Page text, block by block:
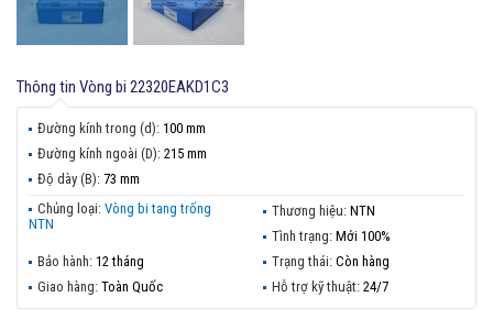
Thông tin Vòng bi 22320EAKD1C3
Đường kính trong (d): 100 mm
Đường kính ngoài (D): 215 mm
Độ dày (B): 73 mm
Chủng loại: Vòng bi tang trống
NTN
Thương hiệu: NTN
Tình trạng: Mới 100%
Bảo hành: 12 tháng Trạng thái: Còn hàng
Giao hàng: Toàn Quốc Hỗ trợ kỹ thuật: 24/7